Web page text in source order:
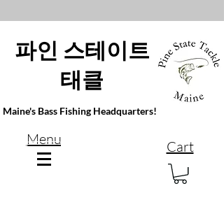
파인 스테이트
태클
Maine's Bass Fishing Headquarters!
Menu Cart